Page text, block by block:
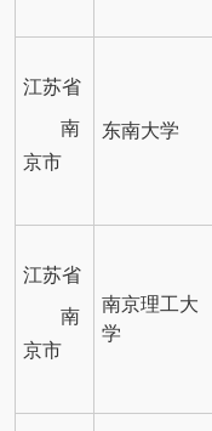
江苏省
南
京市
东南大学
江苏省
南
京市
南京理工大
学